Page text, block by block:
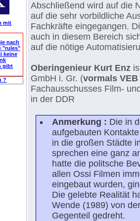
mit
nach
"rules"
keine
gibt
?
Abschließend wird auf die
auf die sehr vorbildliche
Fachkräfte eingegangen.
auch in diesem Bereich
auf die nötige
Oberingenieur Kurt Enz
GmbH i. Gr. (vormals
Fachausschusses Film-
in der DDR
Anmerkung : Die in
aufgebauten
in die großen Städte
sprechen eine ganz
hatte die politsche
allen Ossi Filmen
eingebaut wurden,
Die gelebte Realität
Wende (1989) von
Gegenteil gedreht.